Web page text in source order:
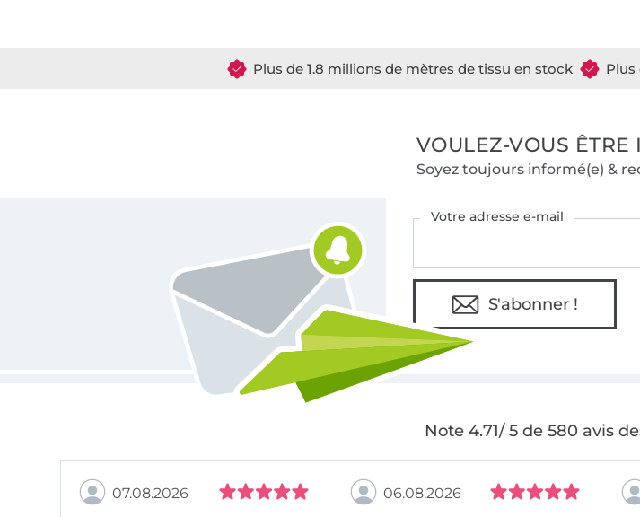
Plus de 1.8 millions de mètres de tissu en stock Plus
VOULEZ-VOUS
Soyez toujours informé(e) &
Votre adresse e-mail
S'abonner !
Note 4.71/ 5 de 580 avis
07.08.2026
06.08.2026